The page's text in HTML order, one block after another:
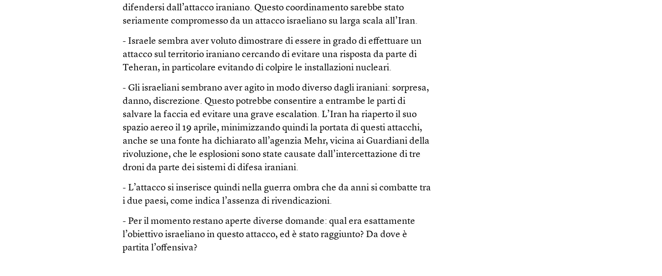
difendersi dall’attacco iraniano. Questo coordinamento sarebbe stato
seriamente compromesso da un attacco israeliano su larga scala all’Iran.
- Israele sembra aver voluto dimostrare di essere in grado di effettuare un
attacco sul territorio iraniano cercando di evitare una risposta da parte di
Teheran, in particolare evitando di colpire le installazioni nucleari.
- Gli israeliani sembrano aver agito in modo diverso dagli iraniani: sorpresa,
danno, discrezione. Questo potrebbe consentire a entrambe le parti di
salvare la faccia ed evitare una grave escalation. L’Iran ha riaperto il suo
spazio aereo il 19 aprile, minimizzando quindi la portata di questi attacchi,
anche se una fonte ha dichiarato all’agenzia Mehr, vicina ai Guardiani della
rivoluzione, che le esplosioni sono state causate dall’intercettazione di tre
droni da parte dei sistemi di difesa iraniani.
- L’attacco si inserisce quindi nella guerra ombra che da anni si combatte tra
i due paesi, come indica l’assenza di rivendicazioni.
- Per il momento restano aperte diverse domande: qual era esattamente
l’obiettivo israeliano in questo attacco, ed è stato raggiunto? Da dove è
partita l’offensiva?